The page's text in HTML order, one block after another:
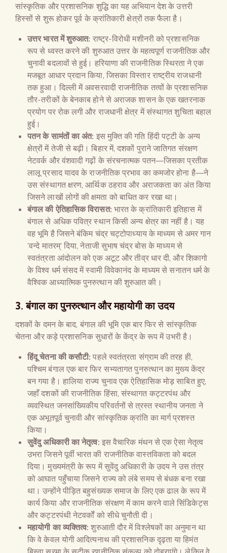
सांस्कृतिक और प्रशासनिक शुद्धि का यह अभियान देश के उत्तरी
हिस्सों से शुरू होकर पूर्व के क्रांतिकारी क्षेत्रों तक फैला है।
उत्तर भारत में शुरुआत: राष्ट्र-विरोधी मशीनरी को प्रशासनिक
रूप से ध्वस्त करने की शुरुआत उत्तर के महत्वपूर्ण राजनीतिक और
चुनावी बदलावों से हुई। हरियाणा की राजनीतिक स्थिरता ने एक
मजबूत आधार प्रदान किया, जिसका विस्तार राष्ट्रीय राजधानी
तक हुआ। दिल्ली में अवसरवादी राजनीतिक तत्वों के प्रशासनिक
तौर-तरीकों के बेनकाब होने से अराजक शासन के एक खतरनाक
प्रयोग पर रोक लगी और राजधानी क्षेत्र में संस्थागत शुचिता बहाल
हुई।
पतन के सामंतों का अंत: इस मुक्ति की गति हिंदी पट्टी के अन्य
क्षेत्रों में तेजी से बढ़ी। बिहार में, दशकों पुराने जातिगत संरक्षण
नेटवर्क और वंशवादी गढ़ों के संरचनात्मक पतन—जिसका प्रतीक
लालू प्रसाद यादव के राजनीतिक प्रभाव का कमजोर होना है—ने
उस संस्थागत क्षरण, आर्थिक ठहराव और अराजकता का अंत किया
जिसने लाखों लोगों की क्षमता को बाधित कर रखा था।
बंगाल की ऐतिहासिक विरासत: भारत के क्रांतिकारी इतिहास में
बंगाल से अधिक पवित्र स्थान किसी अन्य क्षेत्र का नहीं है। यह
वह भूमि है जिसने बंकिम चंद्र चट्टोपाध्याय के माध्यम से अमर गान
‘वन्दे मातरम्’ दिया, नेताजी सुभाष चंद्र बोस के माध्यम से
स्वतंत्रता आंदोलन को एक अटूट और तीव्र धार दी, और शिकागो
के विश्व धर्म संसद में स्वामी विवेकानंद के माध्यम से सनातन धर्म के
वैश्विक आध्यात्मिक पुनरुत्थान की शुरुआत की।
3. बंगाल का पुनरुत्थान और महायोगी का उदय
दशकों के दमन के बाद, बंगाल की भूमि एक बार फिर से सांस्कृतिक
चेतना और कड़े प्रशासनिक सुधारों के केंद्र के रूप में उभरी है।
हिंदू चेतना की कसौटी: पहले स्वतंत्रता संग्राम की तरह ही,
पश्चिम बंगाल एक बार फिर सभ्यतागत पुनरुत्थान का मुख्य केंद्र
बन गया है। हालिया राज्य चुनाव एक ऐतिहासिक मोड़ साबित हुए,
जहाँ दशकों की राजनीतिक हिंसा, संस्थागत कट्टरपंथ और
व्यवस्थित जनसांख्यिकीय परिवर्तनों से त्रस्त स्थानीय जनता ने
एक अभूतपूर्व चुनावी और सांस्कृतिक क्रांति का मार्ग प्रशस्त
किया।
सुवेंदु अधिकारी का नेतृत्व: इस वैचारिक मंथन से एक ऐसा नेतृत्व
उभरा जिसने पूर्वी भारत की राजनीतिक वास्तविकता को बदल
दिया। मुख्यमंत्री के रूप में सुवेंदु अधिकारी के उदय ने उस तंत्र
को आघात पहुँचाया जिसने राज्य को लंबे समय से बंधक बना रखा
था। उन्होंने पीड़ित बहुसंख्यक समाज के लिए एक ढाल के रूप में
कार्य किया और राजनीतिक संरक्षण में काम करने वाले सिंडिकेट्स
और कट्टरपंथी नेटवर्कों को सीधे चुनौती दी।
महायोगी का व्यक्तित्व: शुरुआती दौर में विश्लेषकों का अनुमान था
कि वे केवल योगी आदित्यनाथ की प्रशासनिक दृढ़ता या हिमंत